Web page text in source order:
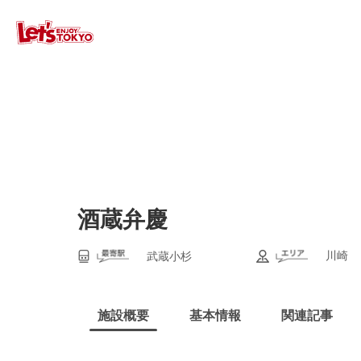
酒蔵弁慶
武蔵小杉 川崎
施設概要 基本情報 関連記事